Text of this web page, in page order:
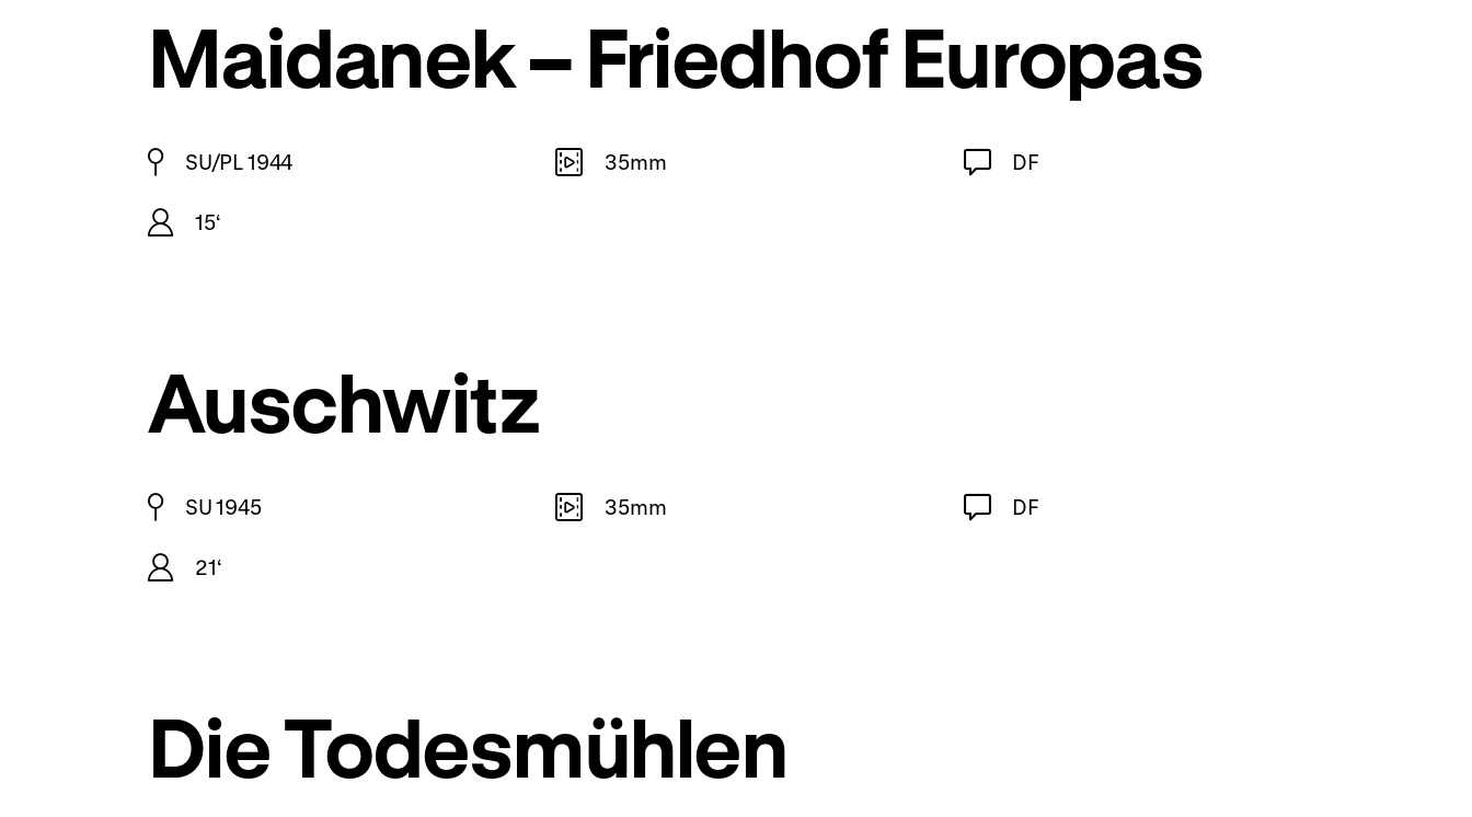
Maidanek – Friedhof Europas
SU/PL 1944 35mm DF
15‘
Auschwitz
SU 1945 35mm DF
21‘
Die Todesmühlen